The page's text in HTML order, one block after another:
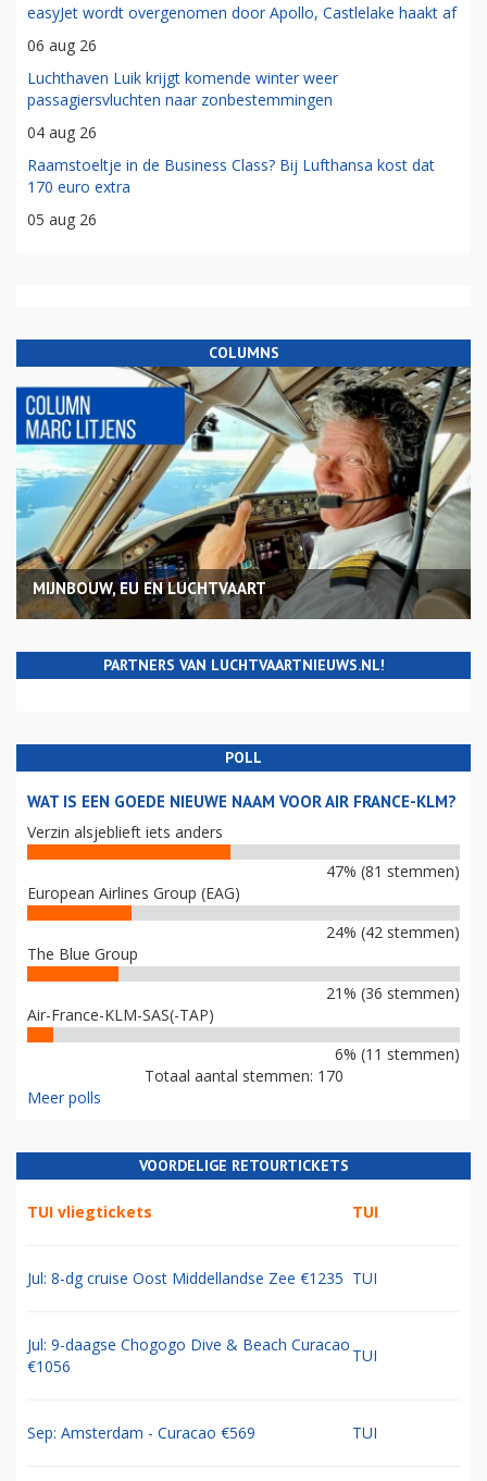
easyJet wordt overgenomen door Apollo, Castlelake haakt af
06 aug 26
Luchthaven Luik krijgt komende winter weer
passagiersvluchten naar zonbestemmingen
04 aug 26
Raamstoeltje in de Business Class? Bij Lufthansa kost dat
170 euro extra
05 aug 26
COLUMNS
MIJNBOUW, EU EN LUCHTVAART
PARTNERS VAN LUCHTVAARTNIEUWS.NL!
POLL
WAT IS EEN GOEDE NIEUWE NAAM VOOR AIR FRANCE-KLM?
Verzin alsjeblieft iets anders
47% (81 stemmen)
European Airlines Group (EAG)
24% (42 stemmen)
The Blue Group
21% (36 stemmen)
Air-France-KLM-SAS(-TAP)
6% (11 stemmen)
Totaal aantal stemmen: 170
Meer polls
VOORDELIGE RETOURTICKETS
TUI vliegtickets TUI
Jul: 8-dg cruise Oost Middellandse Zee €1235 TUI
Jul: 9-daagse Chogogo Dive & Beach Curacao
€1056
TUI
Sep: Amsterdam - Curacao €569 TUI